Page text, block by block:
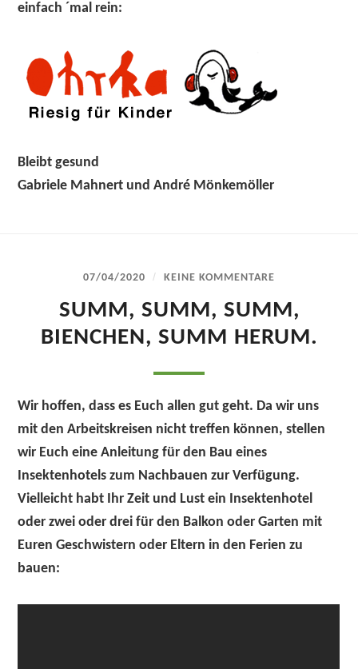
einfach ´mal rein:
Bleibt gesund
Gabriele Mahnert und André Mönkemöller
07/04/2020 / KEINE KOMMENTARE
SUMM, SUMM, SUMM,
BIENCHEN, SUMM HERUM.
Wir hoffen, dass es Euch allen gut geht. Da wir uns
mit den Arbeitskreisen nicht treffen können, stellen
wir Euch eine Anleitung für den Bau eines
Insektenhotels zum Nachbauen zur Verfügung.
Vielleicht habt Ihr Zeit und Lust ein Insektenhotel
oder zwei oder drei für den Balkon oder Garten mit
Euren Geschwistern oder Eltern in den Ferien zu
bauen: